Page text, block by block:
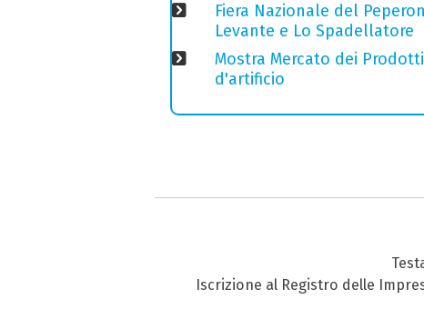
Fiera Nazionale del
Levante e Lo Spadellatore
Mostra Mercato dei
d'artificio
Iscrizione al Registro delle